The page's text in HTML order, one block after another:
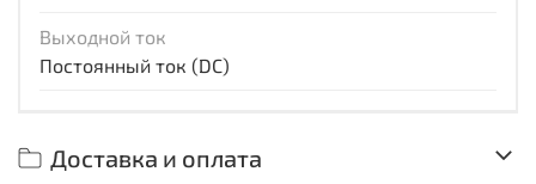
Выходной ток
Постоянный ток (DC)
Доставка и оплата